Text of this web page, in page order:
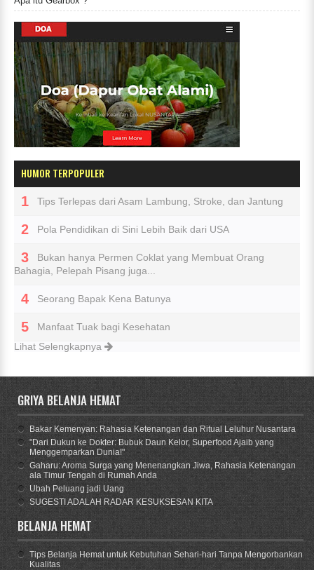
HUMOR TERPOPULER
Tips Terlepas dari Asam Lambung, Stroke, dan Jantung
Pola Pendidikan di Sini Lebih Baik dari USA
Bukan hanya Permen Coklat yang Membuat Orang
Bahagia, Pelepah Pisang juga...
Seorang Bapak Kena Batunya
Manfaat Tuak bagi Kesehatan
Lihat Selengkapnya
GRIYA BELANJA HEMAT
Bakar Kemenyan: Rahasia Ketenangan dan Ritual Leluhur Nusantara
"Dari Dukun ke Dokter: Bubuk Daun Kelor, Superfood Ajaib yang
Menggemparkan Dunia!"
Gaharu: Aroma Surga yang Menenangkan Jiwa, Rahasia Ketenangan
ala Timur Tengah di Rumah Anda
Ubah Peluang jadi Uang
SUGESTI ADALAH RADAR KESUKSESAN KITA
BELANJA HEMAT
Tips Belanja Hemat untuk Kebutuhan Sehari-hari Tanpa Mengorbankan
Kualitas